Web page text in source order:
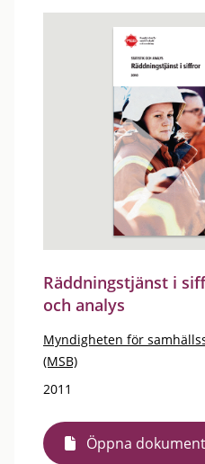
Räddningstjänst i
och analys
Myndigheten för
(MSB)
2011
Öppna dokument